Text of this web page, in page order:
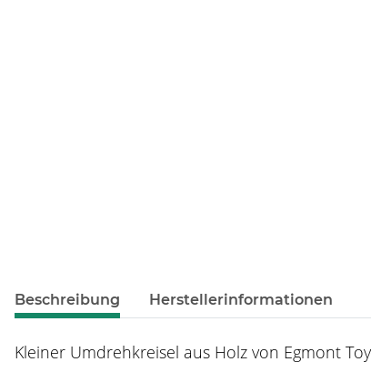
weitere Registerkarten anzeigen
Beschreibung Herstellerinformationen
Kleiner Umdrehkreisel aus Holz von Egmont